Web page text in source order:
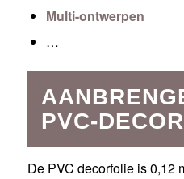
Multi-ontwerpen
…
PVC-
De PVC decorfolie is 0,12